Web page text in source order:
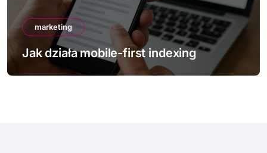
marketing
Jak działa mobile-first indexing